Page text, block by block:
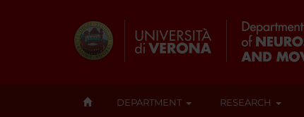
DEPARTMENT RESEARCH